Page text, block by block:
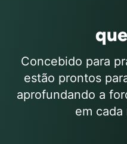
Concebido para
estão prontos
aprofundando a
em cada